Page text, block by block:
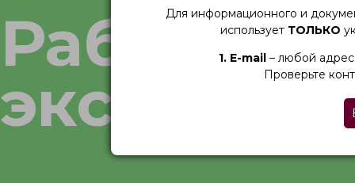
Работаем
экспорт
Для информационного и
использует ТОЛЬКО
1. Е-mail – любой
Проверьте